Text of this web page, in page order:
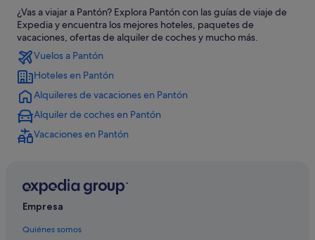
Casas rurales en Sober
Hoteles con spa en Pantón
B&B en Monforte de Lemos
Hoteles con piscina en Sober
Hotusa hoteles en Sober
Chalets en Pantón
Paradores hoteles en Pantón
Campings de caravanas en Pantón
Sober hoteles
Hoteles de aventura en Monforte de Lemos
¿Vas a viajar a Pantón? Explora Pantón con las guías de viaje de
Expedia y encuentra los mejores hoteles, paquetes de
vacaciones, ofertas de alquiler de coches y mucho más.
Vuelos a Pantón
Hoteles en Pantón
Alquileres de vacaciones en Pantón
Alquiler de coches en Pantón
Vacaciones en Pantón
Empresa
Quiénes somos